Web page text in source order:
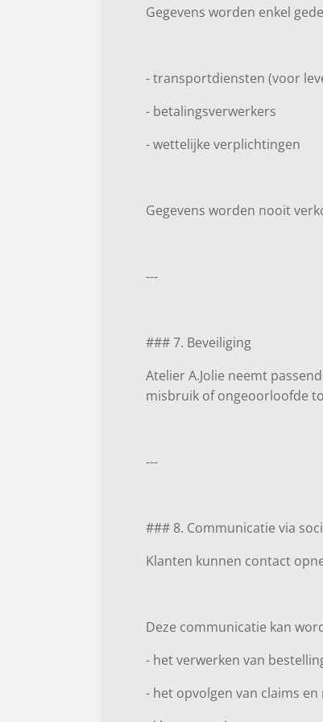
Gegevens worden enkel
- transportdiensten (voor
- betalingsverwerkers
- wettelijke verplichtingen
Gegevens worden nooit
---
### 7. Beveiliging
Atelier A.Jolie neemt
misbruik of ongeoorloofde
---
### 8. Communicatie via
Klanten kunnen contact
Deze communicatie kan
- het verwerken van
- het opvolgen van claims en